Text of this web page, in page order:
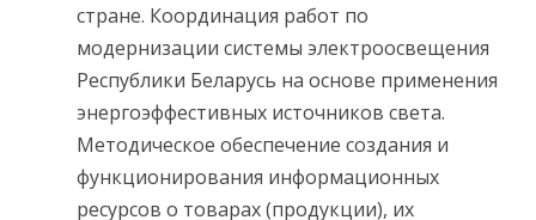
стране. Координация работ по
модернизации системы электроосвещения
Республики Беларусь на основе применения
энергоэффестивных источников света.
Методическое обеспечение создания и
функционирования информационных
ресурсов о товарах (продукции), их